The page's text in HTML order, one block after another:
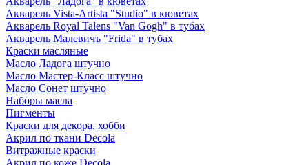
Акварель Vista-Artista "Studio" в кюветах
Акварель Royal Talens "Van Gogh" в тубах
Акварель Малевичъ "Frida" в тубах
Краски масляные
Масло Ладога штучно
Масло Мастер-Класс штучно
Масло Сонет штучно
Наборы масла
Пигменты
Краски для декора, хобби
Акрил по ткани Decola
Витражные краски
Акрил по коже Decola